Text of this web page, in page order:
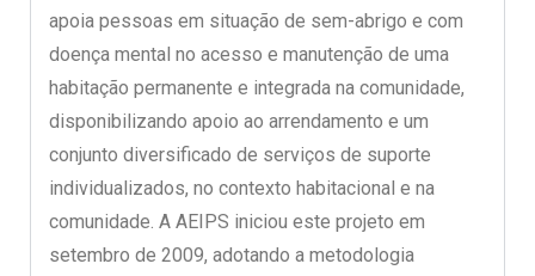
apoia pessoas em situação de sem-abrigo e com
doença mental no acesso e manutenção de uma
habitação permanente e integrada na comunidade,
disponibilizando apoio ao arrendamento e um
conjunto diversificado de serviços de suporte
individualizados, no contexto habitacional e na
comunidade. A AEIPS iniciou este projeto em
setembro de 2009, adotando a metodologia